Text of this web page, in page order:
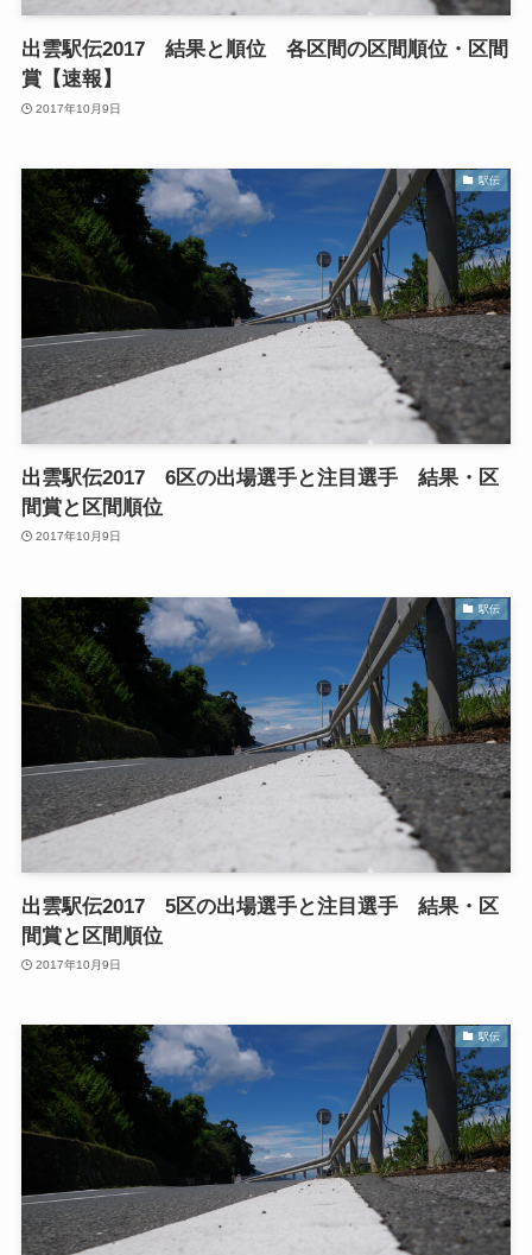
出雲駅伝2017 結果と順位 各区間の区間順位・区間
賞【速報】
2017年10月9日
駅伝
出雲駅伝2017 6区の出場選手と注目選手 結果・区
間賞と区間順位
2017年10月9日
駅伝
出雲駅伝2017 5区の出場選手と注目選手 結果・区
間賞と区間順位
2017年10月9日
駅伝